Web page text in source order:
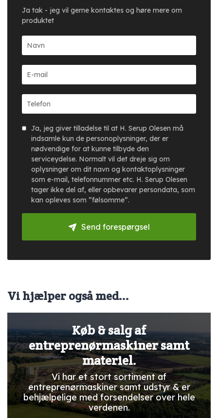
Ja tak - jeg vil gerne kontaktes og høre mere om
produktet
Ja, jeg giver tilladelse til at H. Serup Olesen må
indsamle kun de personoplysninger, der er
nødvendige for at kunne tilbyde den
serviceydelse. Normalt vil det dreje sig om
oplysninger om dit navn og kontaktoplysninger
som e-mail, telefonnummer etc. H. Serup Olesen
tager ikke del af, eller opbevarer persondata, som
kan opleves som ”følsomme”.
Send forespørgsel
Vi hjælper også med...
Køb & salg af
entreprenørmaskiner samt
materiel.
Vi har et stort sortiment af
entreprenørmaskiner samt udstyr & er
behjælpelige med forsendelser over hele
verdenen.